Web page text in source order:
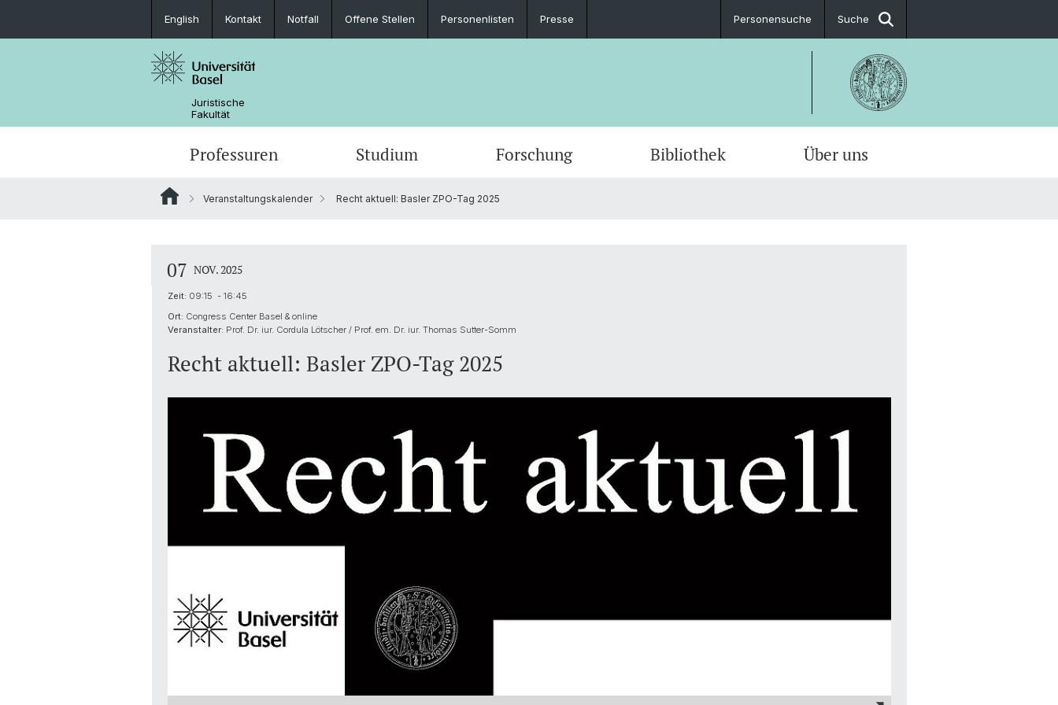
English Kontakt Notfall Offene Stellen Personenlisten Presse Personensuche Suche
Juristische
Fakultät
Professuren Studium Forschung Bibliothek Über uns
Veranstaltungskalender Recht aktuell: Basler ZPO-Tag 2025
07 NOV. 2025
Zeit: 09:15 - 16:45
Ort: Congress Center Basel & online
Veranstalter: Prof. Dr. iur. Cordula Lötscher / Prof. em. Dr. iur. Thomas Sutter-Somm
Recht aktuell: Basler ZPO-Tag 2025